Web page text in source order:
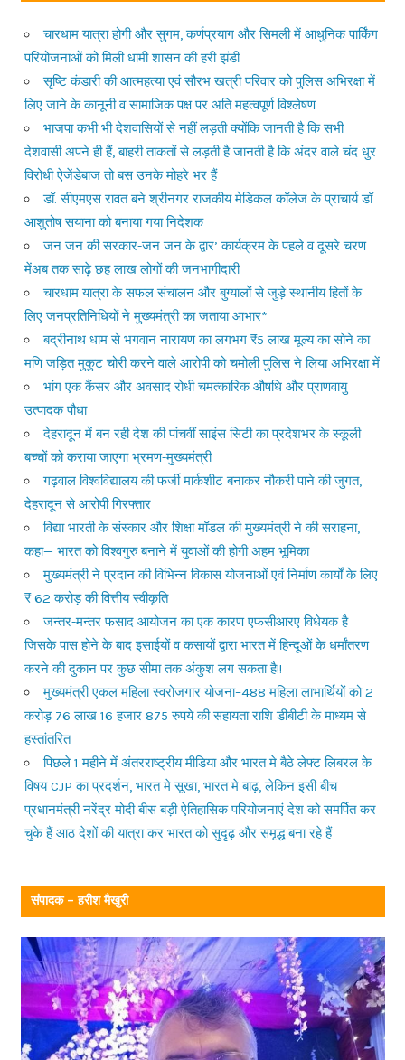
चारधाम यात्रा होगी और सुगम, कर्णप्रयाग और सिमली में आधुनिक पार्किंग
परियोजनाओं को मिली धामी शासन की हरी झंडी
सृष्टि कंडारी की आत्महत्या एवं सौरभ खत्री परिवार को पुलिस अभिरक्षा में
लिए जाने के कानूनी व सामाजिक पक्ष पर अति महत्वपूर्ण विश्लेषण
भाजपा कभी भी देशवासियों से नहीं लड़ती क्योंकि जानती है कि सभी
देशवासी अपने ही हैं, बाहरी ताकतों से लड़ती है जानती है कि अंदर वाले चंद धुर
विरोधी ऐजेंडेबाज तो बस उनके मोहरे भर हैं
डॉ. सीएमएस रावत बने श्रीनगर राजकीय मेडिकल कॉलेज के प्राचार्य डॉ
आशुतोष सयाना को बनाया गया निदेशक
जन जन की सरकार-जन जन के द्वार’ कार्यक्रम के पहले व दूसरे चरण
मेंअब तक साढ़े छह लाख लोगों की जनभागीदारी
चारधाम यात्रा के सफल संचालन और बुग्यालों से जुड़े स्थानीय हितों के
लिए जनप्रतिनिधियों ने मुख्यमंत्री का जताया आभार*
बद्रीनाथ धाम से भगवान नारायण का लगभग ₹5 लाख मूल्य का सोने का
मणि जड़ित मुकुट चोरी करने वाले आरोपी को चमोली पुलिस ने लिया अभिरक्षा में
भांग एक कैंसर और अवसाद रोधी चमत्कारिक औषधि और प्राणवायु
उत्पादक पौधा
देहरादून में बन रही देश की पांचवीं साइंस सिटी का प्रदेशभर के स्कूली
बच्चों को कराया जाएगा भ्रमण-मुख्यमंत्री
गढ़वाल विश्वविद्यालय की फर्जी मार्कशीट बनाकर नौकरी पाने की जुगत,
देहरादून से आरोपी गिरफ्तार
विद्या भारती के संस्कार और शिक्षा मॉडल की मुख्यमंत्री ने की सराहना,
कहा— भारत को विश्वगुरु बनाने में युवाओं की होगी अहम भूमिका
मुख्यमंत्री ने प्रदान की विभिन्न विकास योजनाओं एवं निर्माण कार्यों के लिए
₹ 62 करोड़ की वित्तीय स्वीकृति
जन्तर-मन्तर फसाद आयोजन का एक कारण एफसीआरए विधेयक है
जिसके पास होने के बाद इसाईयों व कसायों द्वारा भारत में हिन्दूओं के धर्मांतरण
करने की दुकान पर कुछ सीमा तक अंकुश लग सकता है!!
मुख्यमंत्री एकल महिला स्वरोजगार योजना–488 महिला लाभार्थियों को 2
करोड़ 76 लाख 16 हजार 875 रुपये की सहायता राशि डीबीटी के माध्यम से
हस्तांतरित
पिछले 1 महीने में अंतरराष्ट्रीय मीडिया और भारत मे बैठे लेफ्ट लिबरल के
विषय CJP का प्रदर्शन, भारत मे सूखा, भारत मे बाढ़, लेकिन इसी बीच
प्रधानमंत्री नरेंद्र मोदी बीस बड़ी ऐतिहासिक परियोजनाएं देश को समर्पित कर
चुके हैं आठ देशों की यात्रा कर भारत को सुदृढ़ और समृद्ध बना रहे हैं
संपादक – हरीश मैखुरी